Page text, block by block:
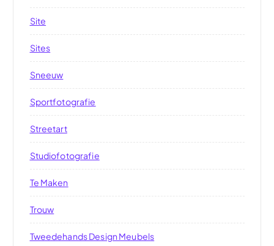
Site
Sites
Sneeuw
Sportfotografie
Streetart
Studiofotografie
Te Maken
Trouw
Tweedehands Design Meubels